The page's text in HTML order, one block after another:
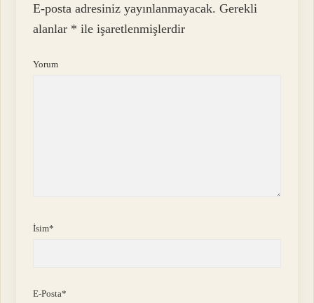
E-posta adresiniz yayınlanmayacak. Gerekli
alanlar * ile işaretlenmişlerdir
Yorum
İsim*
E-Posta*